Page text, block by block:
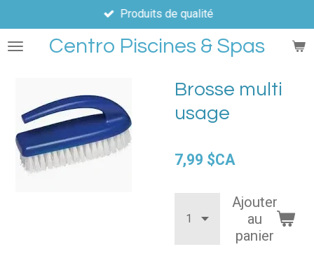
au
contenuCentro Piscines & Spas
Produits de qualité
Brosse multi
usage
7,99 $CA
Ajouter
au
panier